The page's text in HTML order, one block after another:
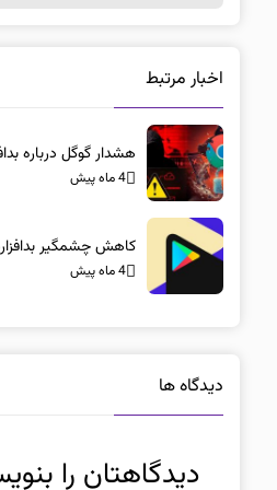
اخبار مرتبط
هشدار گوگل درباره
4 ماه پیش
کاهش چشمگیر
4 ماه پیش
دیدگاه ها
دیدگاهتان را